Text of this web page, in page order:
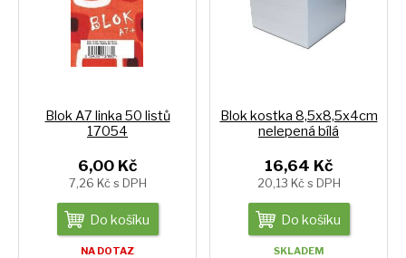
Blok A7 linka 50 listů
17054
6,00 Kč
7,26 Kč s DPH
Do košíku
NA DOTAZ
Blok kostka 8,5x8,5x4cm
nelepená bílá
16,64 Kč
20,13 Kč s DPH
Do košíku
SKLADEM